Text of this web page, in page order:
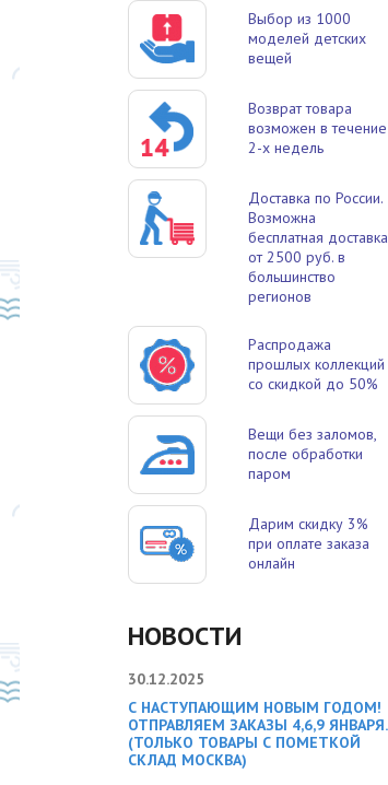
Выбор из 1000
моделей детских
вещей
Возврат товара
возможен в течение
2-х недель
Доставка по России.
Возможна
бесплатная доставка
от 2500 руб. в
большинство
регионов
Распродажа
прошлых коллекций
со скидкой до 50%
Вещи без заломов,
после обработки
паром
Дарим скидку 3%
при оплате заказа
онлайн
НОВОСТИ
30.12.2025
С НАСТУПАЮЩИМ НОВЫМ ГОДОМ!
ОТПРАВЛЯЕМ ЗАКАЗЫ 4,6,9 ЯНВАРЯ.
(ТОЛЬКО ТОВАРЫ С ПОМЕТКОЙ
СКЛАД МОСКВА)